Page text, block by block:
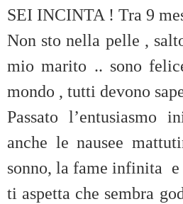
SEI INCINTA ! Tra 9
Non sto nella pelle ,
mio marito .. sono
mondo , tutti devono
Passato l’entusiasmo
anche le nausee
sonno, la fame infinita
ti aspetta che sembra